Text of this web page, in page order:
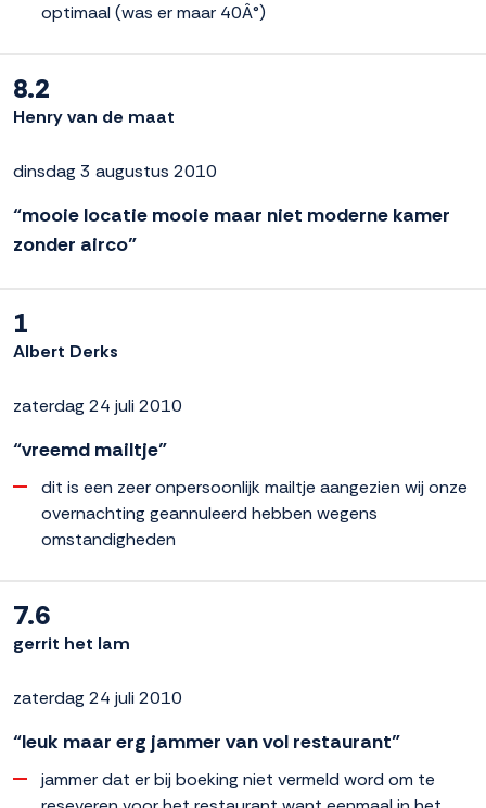
optimaal (was er maar 40Â°)
8.2
Henry van de maat
dinsdag 3 augustus 2010
“mooie locatie mooie maar niet moderne kamer
zonder airco”
1
Albert Derks
zaterdag 24 juli 2010
“vreemd mailtje”
dit is een zeer onpersoonlijk mailtje aangezien wij onze
overnachting geannuleerd hebben wegens
omstandigheden
7.6
gerrit het lam
zaterdag 24 juli 2010
“leuk maar erg jammer van vol restaurant”
jammer dat er bij boeking niet vermeld word om te